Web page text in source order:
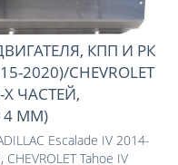
КПП И РК
2020)/CHEVROLET
Х ЧАСТЕЙ,
ММ)
Escalade IV 2014-
, CHEVROLET Tahoe IV